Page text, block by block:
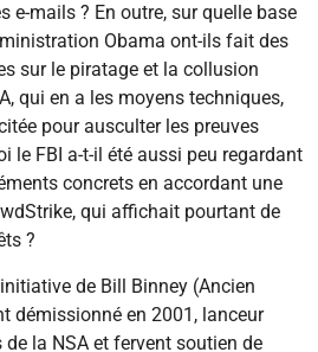
e-mails ? En outre, sur quelle base
Obama ont-ils fait des
sur le piratage et la collusion
qui en a les moyens techniques,
pour ausculter les preuves
le FBI a-t-il été aussi peu regardant
concrets en accordant une
qui affichait pourtant de
?
de Bill Binney (Ancien
démissionné en 2001, lanceur
de la NSA et fervent soutien de